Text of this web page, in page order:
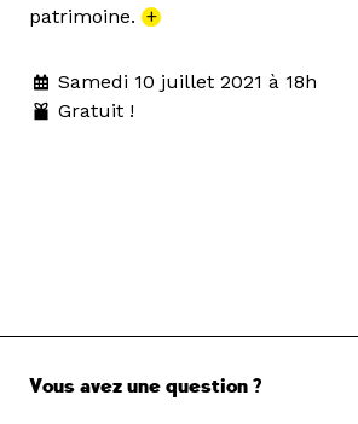
patrimoine. +
Samedi 10 juillet 2021 à 18h
Gratuit !
Vous avez une question ?